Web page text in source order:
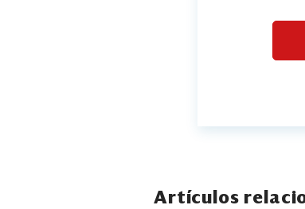
Artículos